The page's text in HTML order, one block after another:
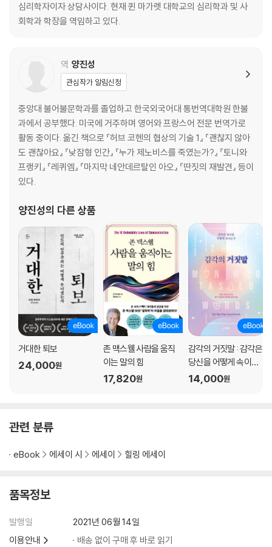
· 저에게 가장 효과적인 치료제는 시간이었어요.
· 더 행복한 장소로 가는 길은 당신 안에 있어요.
· 때가 되면 인생에도 변화가 일어나거든요.
· 폭풍우가 지나가길 기다리지만 말고 빗속에서도 춤추는 법을 배워야 해
· 오늘 하루, 아무것도 하지 못한 채 보내도 괜찮아요.
· 우울증은 아무리 노력해도 감추거나 부정할 수 없어요.
· 모든 고통이 지나간다는 사실을 알고 있는 사람의 말을 경청하세요.
· 좋은 일을 기대하고 있다면 좋은 일은 반드시 생겨나요.
· 제가 아름다운 사람이라는 사실을 왜 바보같이 의심했을까요.
· 구덩이에 있다는 사실을 인지해야 빠져나갈 수 있는 방법을 찾을 수 있어
· 제 안에는 빛과 어둠이 공존하고 있었어요.
· 고통의 크기와 상관없이, 고통은 눈에 보이지 않는다는 사실을 알게 되었
어요.
· 세상에는 당신과 저처럼 넘어질 수 있는 사람들이 무척 많아요.
· 작은 빛의 조각을 발견한다면, 당신의 주머니에 넣고 소중히 아껴주세요.
· 멈춰 서서, 제 안에 가득한 짐을 옮길 곳을 찾기로 했어요.
· 우울증은 빛을 한 번도 본 적 없다고 믿게 만들어요. 하지만 빛은 다시 찾
아와요. 빛은 항상 거기 있어요.
· 침대 밖으로 나오고 싶지 않은 기분을 이해해요.
· 제가 특별해서 치유된 것이 아니에요. 당신도 치유될 수 있어요.
· 사람들이 ‘산후 우울증’을 흔한 증상이라고 말했을 거예요.
· 우리가 당신 말을 들어줄게요. 우리가 당신을 이해해 줄게요.
· 천진난만한 미소로 고통을 감추었기 때문일 거예요.
· 전혀 예측할 수 없는 방식으로 상황은 바뀌어요.
· 우울증이 좀 나아지고 나면, 그제야 지난날에서 배움을 얻기 시작해요.
· 엄마라면 응당 즐겁고 행복해야 했지만, 저는 아니었어요.
이 아니에요.
· 이 세상이 당신에게 주는 존중과 공감을 느끼길 바랄게요.
심리학자이자 상담사이다. 현재 퀸 마가렛 대학교의 심리학과 및 사
회학과 학장을 역임하고 있다.
역 양진성
관심작가 알림신청
중앙대 불어불문학과를 졸업하고 한국외국어대 통번역대학원 한불
과에서 공부했다. 미국에 거주하며 영어와 프랑스어 전문 번역가로
활동 중이다. 옮긴 책으로 『허브 코헨의 협상의 기술 1』 『괜찮지 않아
도 괜찮아요』 『낮잠형 인간』 『누가 제노비스를 죽였는가?』 『토니와
프랭키』 『레퀴엠』 『마지막 네안데르탈인 아오』 『딴짓의 재발견』 등이
있다.
양진성의 다른 상품
거대한 퇴보
24,000원
존 맥스웰 사람을 움직
이는 말의 힘
17,820원
감각의 거짓말 : 감각은
당신을 어떻게 속이는
가
14,000원
관련 분류
eBook 에세이 시 에세이 힐링 에세이
품목정보
발행일
2021년 06월 14일
이용안내
배송 없이 구매 후 바로 읽기